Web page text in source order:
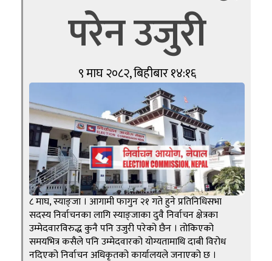
परेन उजुरी
९ माघ २०८२, बिहीबार १४:१६
८ माघ, स्याङ्जा । आगामी फागुन २१ गते हुने प्रतिनिधिसभा
सदस्य निर्वाचनका लागि स्याङ्जाका दुवै निर्वाचन क्षेत्रका
उम्मेदवारविरुद्ध कुनै पनि उजुरी परेको छैन । तोकिएको
समयभित्र कसैले पनि उम्मेदवारको योग्यतामाथि दाबी विरोध
नदिएको निर्वाचन अधिकृतको कार्यालयले जनाएको छ ।